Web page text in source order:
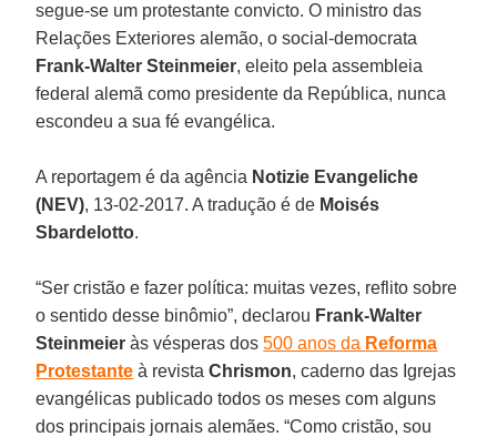
segue-se um protestante convicto. O ministro das
Relações Exteriores alemão, o social-democrata
Frank-Walter Steinmeier, eleito pela assembleia
federal alemã como presidente da República, nunca
escondeu a sua fé evangélica.
A reportagem é da agência Notizie Evangeliche
(NEV), 13-02-2017. A tradução é de Moisés
Sbardelotto.
“Ser cristão e fazer política: muitas vezes, reflito sobre
o sentido desse binômio”, declarou Frank-Walter
Steinmeier às vésperas dos500 anos da Reforma
Protestante à revistaChrismon, caderno das Igrejas
evangélicas publicado todos os meses com alguns
dos principais jornais alemães. “Como cristão, sou